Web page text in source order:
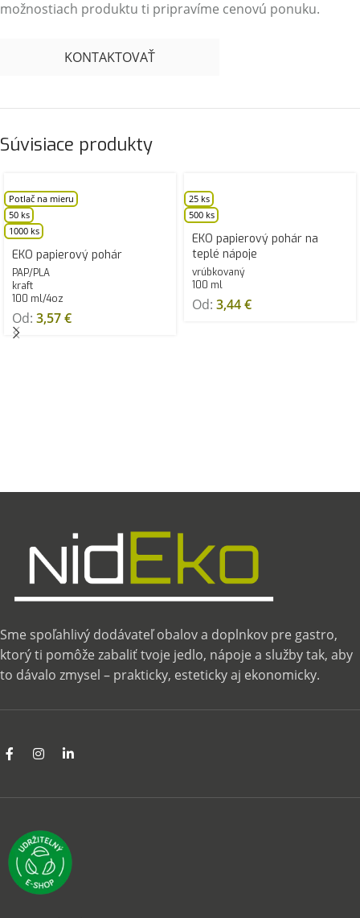
možnostiach produktu ti pripravíme cenovú ponuku.
KONTAKTOVAŤ
Súvisiace produkty
Potlač na mieru
50 ks
1000 ks
EKO papierový pohár
PAP/PLA
kraft
100 ml/4oz
Od: 3,57€
25 ks
500 ks
EKO papierový pohár na
teplé nápoje
vrúbkovaný
100 ml
Od: 3,44€
Sme spoľahlivý dodávateľ obalov a doplnkov pre gastro,
ktorý ti pomôže zabaliť tvoje jedlo, nápoje a služby tak, aby
to dávalo zmysel – prakticky, esteticky aj ekonomicky.